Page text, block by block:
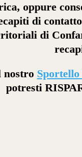
oppure
di
di
nostro
potresti